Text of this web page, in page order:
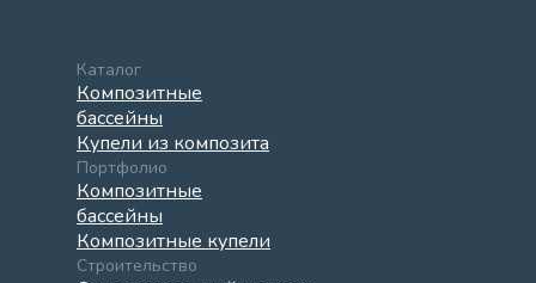
Каталог
Композитные
бассейны
Купели из композита
Портфолио
Композитные
бассейны
Композитные купели
Строительство